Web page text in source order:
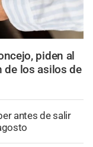
piden al
de los asilos de
antes de salir